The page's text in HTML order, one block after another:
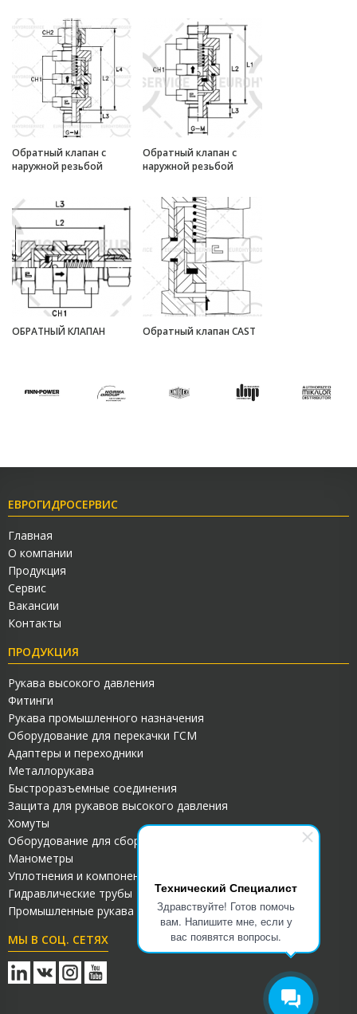
Технический Специалист
Здравствуйте! Готов помочь
вам. Напишите мне, если у
вас появятся вопросы.
Обратный клапан с
наружной резьбой
Обратный клапан с
наружной резьбой
ОБРАТНЫЙ КЛАПАН Обратный клапан CAST
ЕВРОГИДРОСЕРВИС
Главная
О компании
Продукция
Сервис
Вакансии
Контакты
ПРОДУКЦИЯ
Рукава высокого давления
Фитинги
Рукава промышленного назначения
Оборудование для перекачки ГСМ
Адаптеры и переходники
Металлорукава
Быстроразъемные соединения
Защита для рукавов высокого давления
Хомуты
Оборудование для сборки РВД
Манометры
Уплотнения и компоненты для гидросистем
Гидравлические трубы
Промышленные рукава ПВХ
МЫ В СОЦ. СЕТЯХ